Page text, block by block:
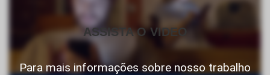
ASSISTA O VIDEO
Para mais informações sobre nosso trabalho